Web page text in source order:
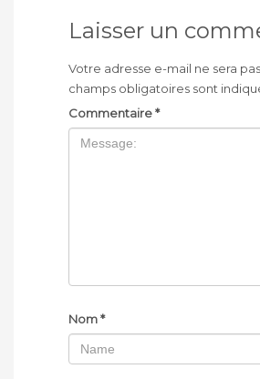
Laisser un
Votre adresse e-mail ne sera
champs obligatoires sont
Commentaire*
Nom*